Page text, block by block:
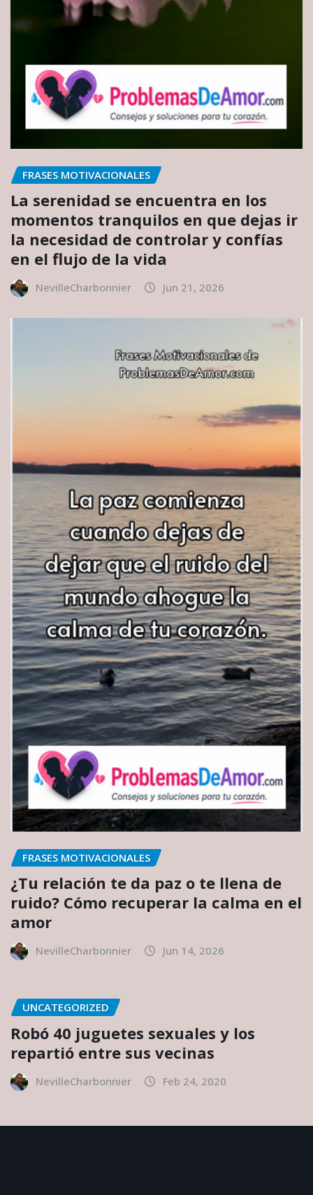
FRASES MOTIVACIONALES
La serenidad se encuentra en los
momentos tranquilos en que dejas ir
la necesidad de controlar y confías
en el flujo de la vida
NevilleCharbonnier Jun 21, 2026
FRASES MOTIVACIONALES
¿Tu relación te da paz o te llena de
ruido? Cómo recuperar la calma en el
amor
NevilleCharbonnier Jun 14, 2026
UNCATEGORIZED
Robó 40 juguetes sexuales y los
repartió entre sus vecinas
NevilleCharbonnier Feb 24, 2020